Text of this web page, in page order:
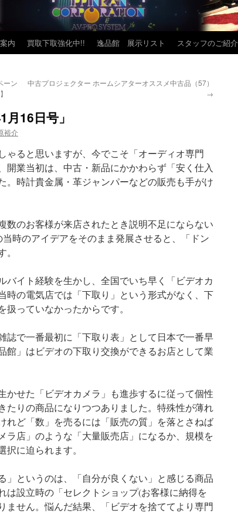
内 買取下取強化中!! 逸品館 展示リスト スタッフのご紹介
ーン
中古プロジェクター ホームシアターオススメ中古品（57）
→
16日号」
裕介
ゃると思いますが、今でこそ「オーディオ専門
開業当初は、中古・新品にかかわらず「安く仕入
。時計貴金属・革ジャンパーなどの販売も手がけ
数のお客様が来店されたとき説明不足にならない
時のアイデアをそのまま発展させると、「ドン
バイト経験を生かし、全国でいち早く「ビデオカ
時の電気店では「下取り」という形式がなく、下
っていなかったからです。
誌で一番最初に「下取り表」として日本で一番早
館」はビデオの下取り交換ができるお店として業
かせた「ビデオカメラ」も進歩するに従って個性
たりの商品になりつつありました。特殊性が薄れ
れど「数」を売るには「販売の質」を落とさねば
ラ店」のような「大量販売店」になるか、規模を
に迫られます。
」というのは、「自分が良くない」と感じる商品
は設立時の「セレクトショップ(お客様に納得を
ません。悩んだ結果、「ビデオを捨ててより専門